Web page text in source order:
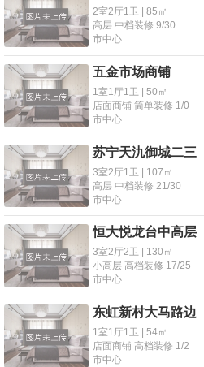
2室2厅1卫 | 85㎡
高层 中档装修 9/30
市中心
五金市场商铺
1室1厅1卫 | 50㎡
店面商铺 简单装修 1/0
市中心
苏宁天氿御城二三
3室2厅1卫 | 107㎡
高层 中档装修 21/30
市中心
恒大悦龙台中高层
3室2厅2卫 | 130㎡
小高层 高档装修 17/25
市中心
东虹新村大马路边
1室1厅1卫 | 54㎡
店面商铺 高档装修 1/2
市中心